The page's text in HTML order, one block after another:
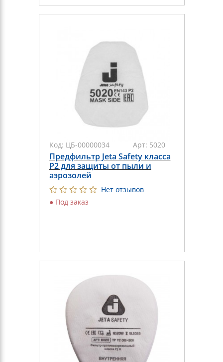
Код: ЦБ-00000034 Арт: 5020
Предфильтр Jeta Safety класса
Р2 для защиты от пыли и
аэрозолей
Нет отзывов
● Под заказ